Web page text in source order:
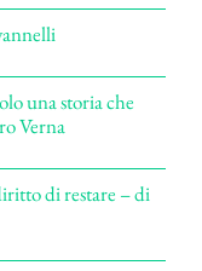
una storia che
Verna
di restare – di